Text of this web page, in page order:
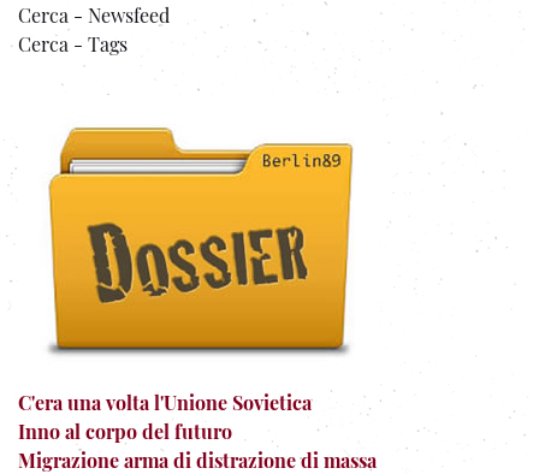
Cerca - Newsfeed
Cerca - Tags
C'era una volta l'Unione Sovietica
Inno al corpo del futuro
Migrazione arma di distrazione di massa